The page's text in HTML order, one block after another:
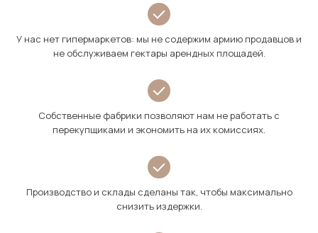
У нас нет гипермаркетов: мы не содержим армию продавцов и
не обслуживаем гектары арендных площадей.
Собственные фабрики позволяют нам не работать с
перекупщиками и экономить на их комиссиях.
Производство и склады сделаны так, чтобы максимально
снизить издержки.